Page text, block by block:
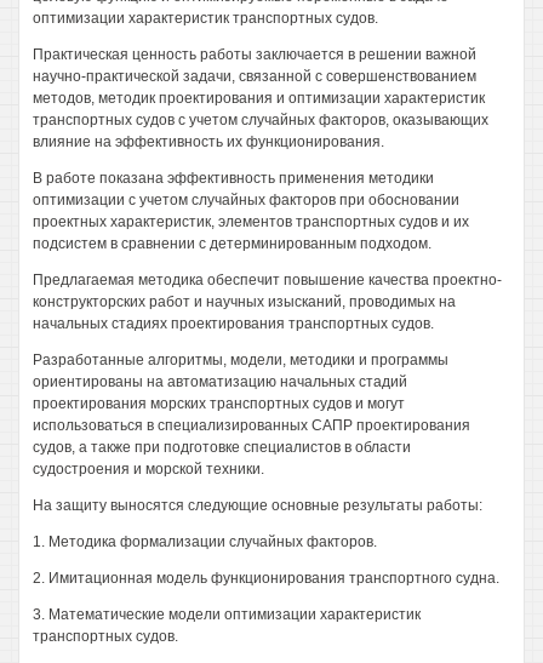
оптимизации характеристик транспортных судов.
Практическая ценность работы заключается в решении важной
научно-практической задачи, связанной с совершенствованием
методов, методик проектирования и оптимизации характеристик
транспортных судов с учетом случайных факторов, оказывающих
влияние на эффективность их функционирования.
В работе показана эффективность применения методики
оптимизации с учетом случайных факторов при обосновании
проектных характеристик, элементов транспортных судов и их
подсистем в сравнении с детерминированным подходом.
Предлагаемая методика обеспечит повышение качества проектно-
конструкторских работ и научных изысканий, проводимых на
начальных стадиях проектирования транспортных судов.
Разработанные алгоритмы, модели, методики и программы
ориентированы на автоматизацию начальных стадий
проектирования морских транспортных судов и могут
использоваться в специализированных САПР проектирования
судов, а также при подготовке специалистов в области
судостроения и морской техники.
На защиту выносятся следующие основные результаты работы:
1. Методика формализации случайных факторов.
2. Имитационная модель функционирования транспортного судна.
3. Математические модели оптимизации характеристик
транспортных судов.